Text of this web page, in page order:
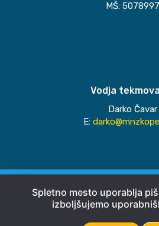
MŠ: 5078997
Vodja
Darko Čavar
E:
© 2026 MNZ
Spletno mesto uporablja
izboljšujemo